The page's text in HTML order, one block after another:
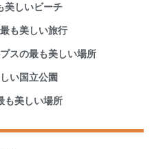
美しいビーチ
も美しい旅行
スの最も美しい場所
い国立公園
も美しい場所